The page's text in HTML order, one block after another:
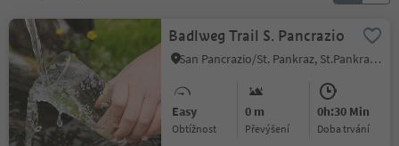
Badlweg Trail S. Pancrazio
San Pancrazio/St. Pankraz, St.Pankraz/San Pancrazio, Meran/Merano and environs
Easy
Obtížnost
0 m
Převýšení
0h:30 Min
doba trvání